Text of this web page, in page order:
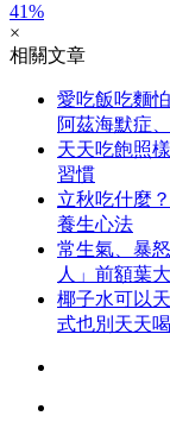
41%
×
相關文章
愛吃飯吃麵
阿茲海默症
天天吃飽照
習慣
立秋吃什麼
養生心法
常生氣、暴
人」前額葉
椰子水可以
式也別天天喝